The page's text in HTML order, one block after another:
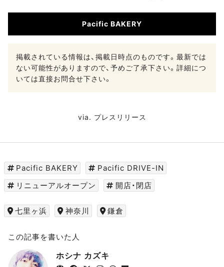
Pacific BAKERY
掲載されている情報は、掲載日時点のものです。最新では
ない可能性がありますので、予めご了承下さい。詳細につ
いては直接お問合せ下さい。
via. プレスリリース
Pacific BAKERY
Pacific DRIVE-IN
リニューアルオープン
開店・閉店
七里ヶ浜 神奈川 鎌倉
この記事を書いた人
ホシナ カズキ